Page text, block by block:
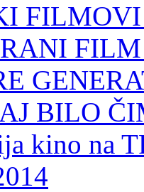
FILMOVI
FILM
BILO
kino na